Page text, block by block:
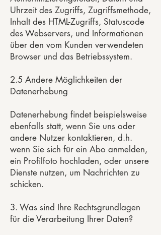
Uhrzeit des Zugriffs, Zugriffsmethode,
Inhalt des HTML-Zugriffs, Statuscode
des Webservers, und Informationen
über den vom Kunden verwendeten
Browser und das Betriebssystem.
2.5 Andere Möglichkeiten der
Datenerhebung
Datenerhebung findet beispielsweise
ebenfalls statt, wenn Sie uns oder
andere Nutzer kontaktieren, d.h.
wenn Sie sich für ein Abo anmelden,
ein Profilfoto hochladen, oder unsere
Dienste nutzen, um Nachrichten zu
schicken.
3. Was sind Ihre Rechtsgrundlagen
für die Verarbeitung Ihrer Daten?